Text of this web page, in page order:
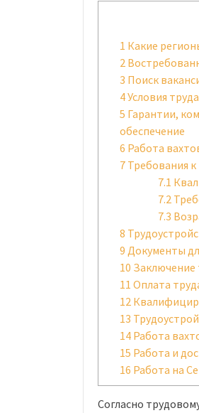
1 Какие
2
3 Поиск
4Условия
5 Гарантии,
обеспечение
6 Работа
7 Требования
7.1
7.2
7.3
8
9 Документы
10 Заключение
11 Оплата
12
13
14 Работа
15 Работа и
16 Работа на
Согласно